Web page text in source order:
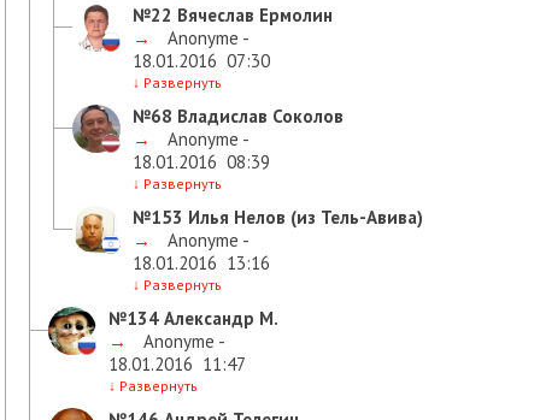
№22 Вячеслав Ермолин
→
Anonyme -
18.01.2016 07:30
↓ Развернуть
№68 Владислав Соколов
→
Anonyme -
18.01.2016 08:39
↓ Развернуть
№153 Илья Нелов (из Тель-Авива)
→
Anonyme -
18.01.2016 13:16
↓ Развернуть
№134 Александр М.
→
Anonyme -
18.01.2016 11:47
↓ Развернуть